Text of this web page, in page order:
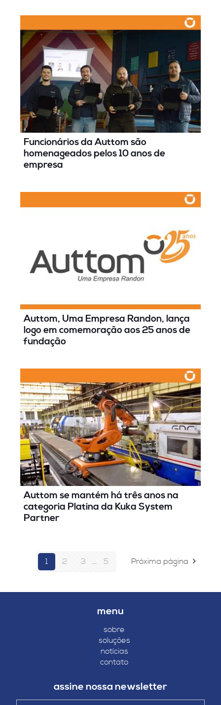
Funcionários da Auttom são
homenageados pelos 10 anos de
empresa
Auttom, Uma Empresa Randon, lança
logo em comemoração aos 25 anos de
fundação
Auttom se mantém há três anos na
categoria Platina da Kuka System
Partner
1 2 3 ... 5 Próxima página
menu
› sobre
› soluções
› notícias
› contato
assine nossa newsletter